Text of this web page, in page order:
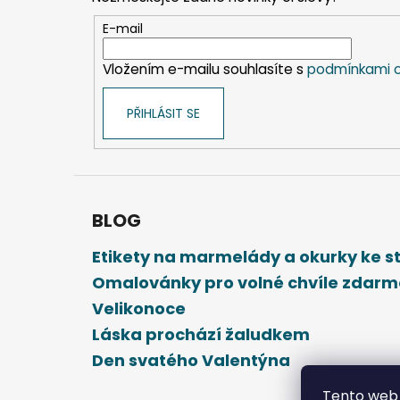
E-mail
Vložením e-mailu souhlasíte s podmínkami
PŘIHLÁSIT SE
BLOG
Etikety na marmelády a okurky ke
Omalovánky pro volné chvíle
Velikonoce
Láska prochází žaludkem
Den svatého Valentýna